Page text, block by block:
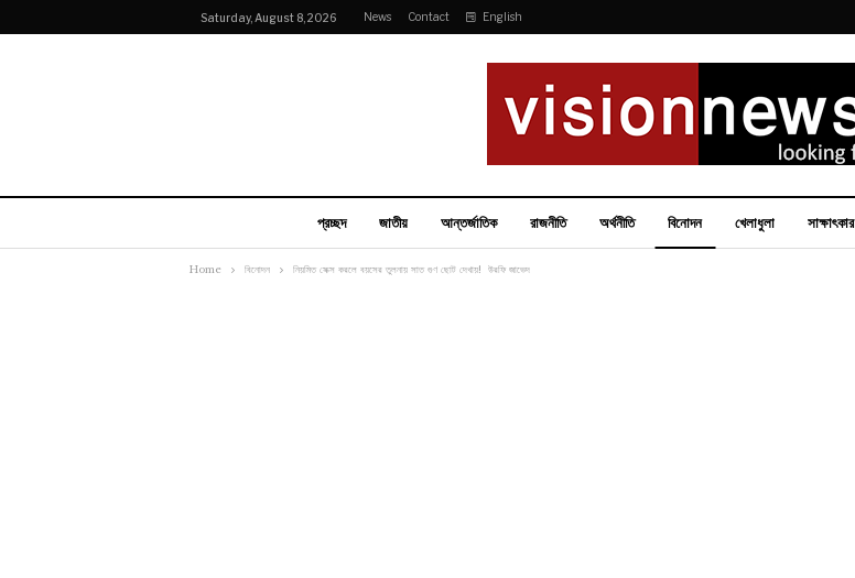
Saturday, August 8, 2026 News Contact English
প্রচ্ছদ জাতীয় আন্তর্জাতিক রাজনীতি অর্থনীতি বিনোদন খেলাধুলা সাক্ষাৎকার
Home বিনোদন নিয়মিত সেক্স করলে বয়সের তুলনায় সাত গুণ ছোট দেখায়! উরফি জাভেদ